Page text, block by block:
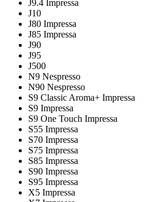
J9.4 Impressa
J10
J80 Impressa
J85 Impressa
J90
J95
J500
N9 Nespresso
N90 Nespresso
S9 Classic Aroma+ Impressa
S9 Impressa
S9 One Touch Impressa
S55 Impressa
S70 Impressa
S75 Impressa
S85 Impressa
S90 Impressa
S95 Impressa
X5 Impressa